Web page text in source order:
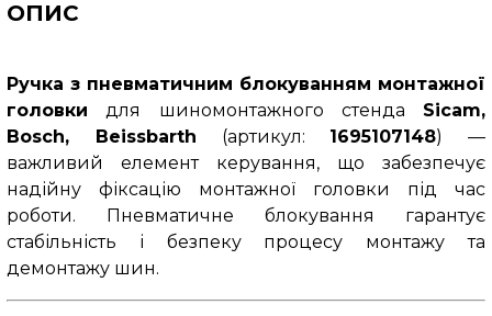
ОПИС
Ручка з пневматичним блокуванням монтажної
головки для шиномонтажного стенда Sicam,
Bosch, Beissbarth (артикул: 1695107148) —
важливий елемент керування, що забезпечує
надійну фіксацію монтажної головки під час
роботи. Пневматичне блокування гарантує
стабільність і безпеку процесу монтажу та
демонтажу шин.